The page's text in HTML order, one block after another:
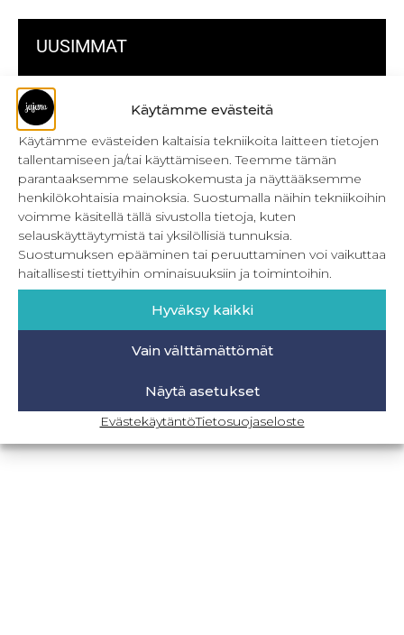
Käytämme evästeitä
Käytämme evästeiden kaltaisia tekniikoita laitteen tietojen
tallentamiseen ja/tai käyttämiseen. Teemme tämän
parantaaksemme selauskokemusta ja näyttääksemme
henkilökohtaisia mainoksia. Suostumalla näihin tekniikoihin
voimme käsitellä tällä sivustolla tietoja, kuten
selauskäyttäytymistä tai yksilöllisiä tunnuksia.
Suostumuksen epääminen tai peruuttaminen voi vaikuttaa
haitallisesti tiettyihin ominaisuuksiin ja toimintoihin.
Hyväksy kaikki
Vain välttämättömät
Näytä asetukset
EvästekäytäntöTietosuojaseloste
UUSIMMAT
Kulmikas pussukka kaava Särmä
Bokserikuminauhan ompelu
Metrivetoketjun käyttö
Metrivetoketjun lukon pujottaminen
Onnistu joustavien vaatteiden ompelussa
Laakasauman ompelu saumurilla
Jujunan ompelubingo heinä-joulukuulle